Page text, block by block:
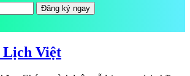
Đăng ký ngay
Lịch Việt